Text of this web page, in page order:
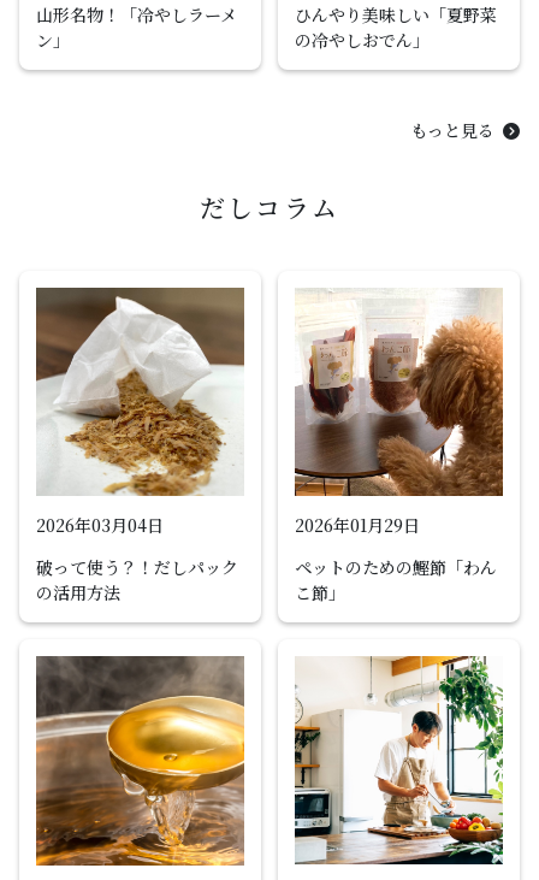
山形名物！「冷やしラーメ
ン」
ひんやり美味しい「夏野菜
の冷やしおでん」
もっと見る
だしコラム
2026年03月04日
破って使う？！だしパック
の活用方法
2026年01月29日
ペットのための鰹節「わん
こ節」